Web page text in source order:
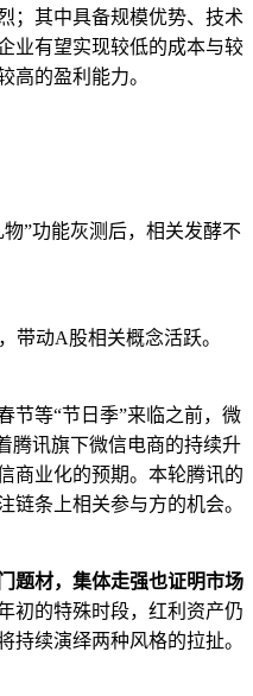
；其中具备规模优势、技术
业有望实现较低的成本与较
高的盈利能力。
”功能灰测后，相关发酵不
带动A股相关概念活跃。
节等“节日季”来临之前，微
腾讯旗下微信电商的持续升
商业化的预期。本轮腾讯的
链条上相关参与方的机会。
题材，集体走强也证明市场
初的特殊时段，红利资产仍
持续演绎两种风格的拉扯。